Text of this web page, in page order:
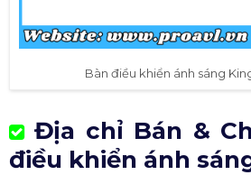
Bàn điều khiển ánh sáng
Địa chỉ Bán &
điều khiển ánh